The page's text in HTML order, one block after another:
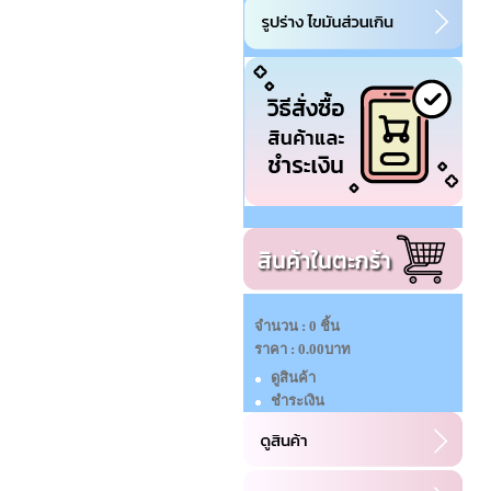
จำนวน : 0 ชิ้น
ราคา : 0.00บาท
ดูสินค้า
ชำระเงิน